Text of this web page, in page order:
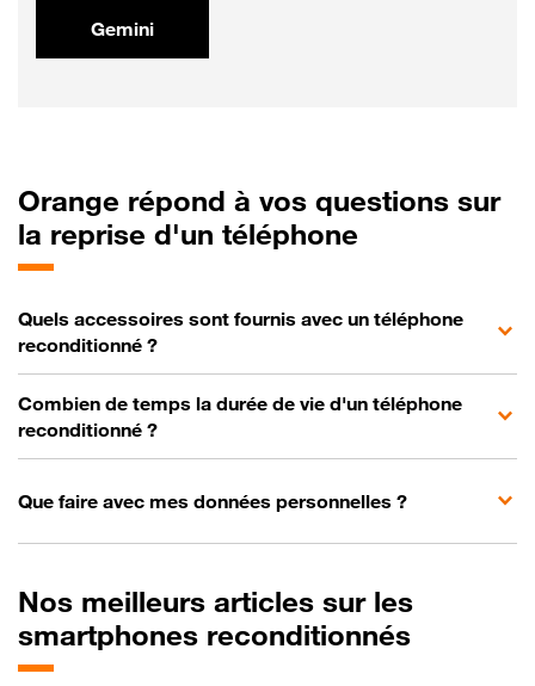
Gemini
Orange répond à vos questions sur
la reprise d'un téléphone
Quels accessoires sont fournis avec un téléphone
reconditionné ?
Combien de temps la durée de vie d'un téléphone
reconditionné ?
Que faire avec mes données personnelles ?
Nos meilleurs articles sur les
smartphones reconditionnés